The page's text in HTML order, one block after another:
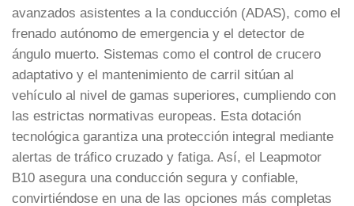
avanzados asistentes a la conducción (ADAS), como el
frenado autónomo de emergencia y el detector de
ángulo muerto. Sistemas como el control de crucero
adaptativo y el mantenimiento de carril sitúan al
vehículo al nivel de gamas superiores, cumpliendo con
las estrictas normativas europeas. Esta dotación
tecnológica garantiza una protección integral mediante
alertas de tráfico cruzado y fatiga. Así, el Leapmotor
B10 asegura una conducción segura y confiable,
convirtiéndose en una de las opciones más completas